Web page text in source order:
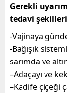
Gerekli
tedavi
-Vajinaya
-Bağışık
sarımda ve
–Adaçayı ve
–Kadife çiçeği